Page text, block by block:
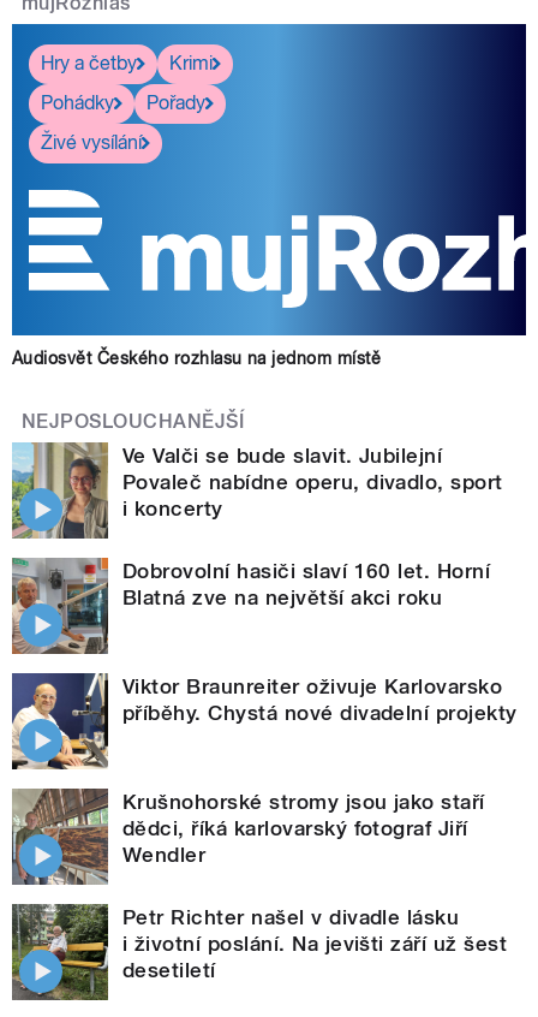
Hry a četby
Krimi
Pohádky
Pořady
Živé vysílání
Audiosvět Českého rozhlasu na jednom místě
NEJPOSLOUCHANĚJŠÍ
Ve Valči se bude slavit. Jubilejní
Povaleč nabídne operu, divadlo, sport
i koncerty
Dobrovolní hasiči slaví 160 let. Horní
Blatná zve na největší akci roku
Viktor Braunreiter oživuje Karlovarsko
příběhy. Chystá nové divadelní projekty
Krušnohorské stromy jsou jako staří
dědci, říká karlovarský fotograf Jiří
Wendler
Petr Richter našel v divadle lásku
i životní poslání. Na jevišti září už šest
desetiletí